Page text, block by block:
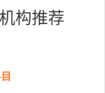
构推荐